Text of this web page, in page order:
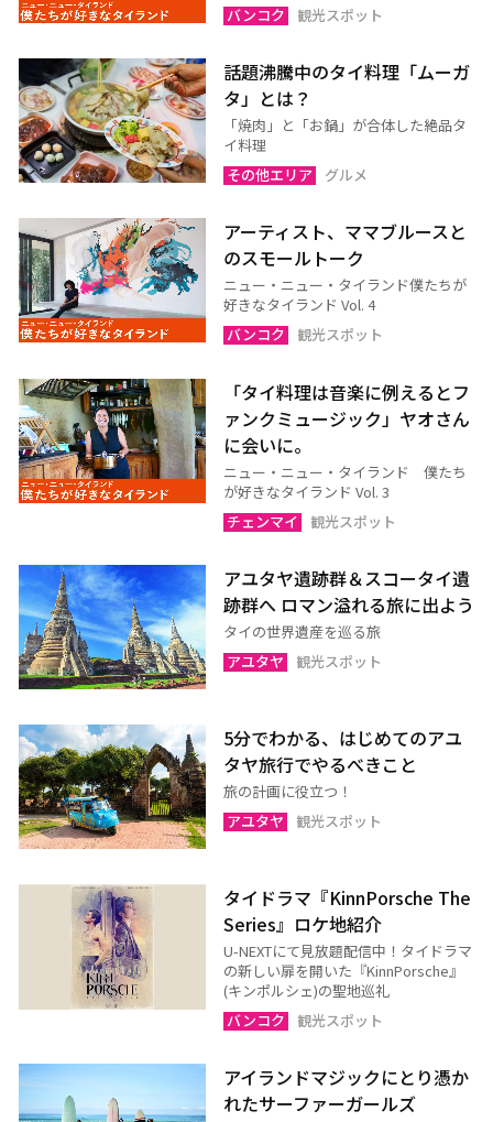
バンコク
サムットソンクラーム
カンチャナブリー
ホアヒン（プラチュアッブ
キリカン）
チャアム（ペッチャブリ
ー）
アーントーン
ノンタブリー
パトゥムターニー
ペッチャブリー
プラチュアップキリカン
ラーチャブリー
サムットサーコーン
サラブリー
シンブリー
スパンブリー
プーケット
サムイ島（スラーターニ
ー）
ランタ島（クラビ）
トラン
パンガー
カオラック（パンガー）
チュンポーン
ナラーティワート
ナコーンシータマラート
パッターニー
パッタルン
ソンクラー
スラーターニー
ヤラー
バンコク
観光スポット
話題沸騰中のタイ料理「ムーガ
タ」とは？
「焼肉」と「お鍋」が合体した絶品タ
イ料理
その他エリア
グルメ
アーティスト、ママブルースと
のスモールトーク
ニュー・ニュー・タイランド僕たちが
好きなタイランド Vol. 4
バンコク
観光スポット
「タイ料理は音楽に例えるとフ
ァンクミュージック」ヤオさん
に会いに。
ニュー・ニュー・タイランド 僕たち
が好きなタイランド Vol. 3
チェンマイ
観光スポット
アユタヤ遺跡群＆スコータイ遺
跡群へ ロマン溢れる旅に出よう
タイの世界遺産を巡る旅
アユタヤ
観光スポット
5分でわかる、はじめてのアユ
タヤ旅行でやるべきこと
旅の計画に役立つ！
アユタヤ
観光スポット
タイドラマ『KinnPorsche The
Series』ロケ地紹介
U-NEXTにて見放題配信中！タイドラマ
の新しい扉を開いた『KinnPorsche』
(キンポルシェ)の聖地巡礼
バンコク
観光スポット
アイランドマジックにとり憑か
れたサーファーガールズ